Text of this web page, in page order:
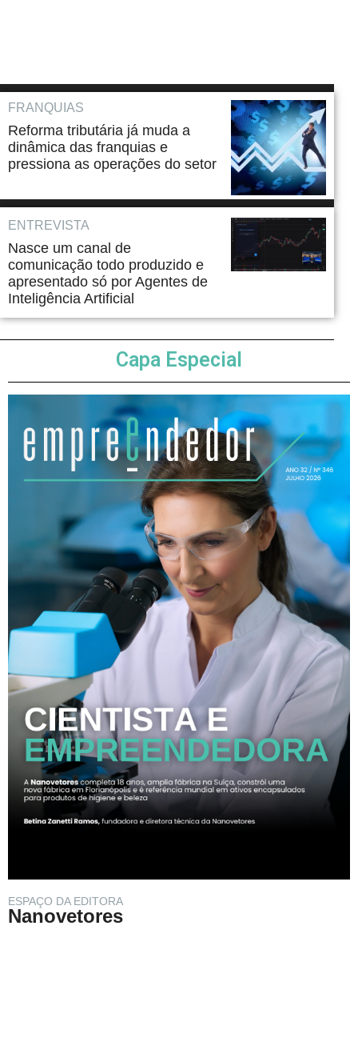
FRANQUIAS
Reforma tributária já muda a
dinâmica das franquias e
pressiona as operações do setor
ENTREVISTA
Nasce um canal de
comunicação todo produzido e
apresentado só por Agentes de
Inteligência Artificial
Capa Especial
ESPAÇO DA EDITORA
Nanovetores